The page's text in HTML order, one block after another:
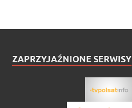
ZAPRZYJAŹNIONE SERWISY